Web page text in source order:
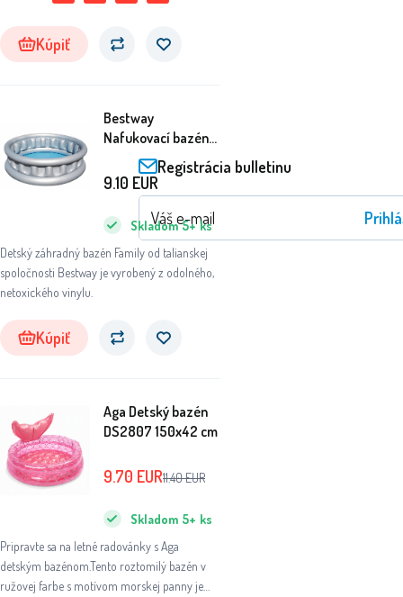
Kúpiť
Bestway
Nafukovací bazén
152 x 43 cm 51080
Detský záhradný bazén Family od talianskej
spoločnosti Bestway je vyrobený z odolného,
netoxického vinylu.
Skladom 5+ ks
9.10 EUR
Kúpiť
Aga Detský bazén
DS2807 150x42 cm
Pripravte sa na letné radovánky s Aga
detským bazénom.Tento roztomilý bazén v
ružovej farbe s motívom morskej panny je
Skladom 5+ ks
9.70 EUR11.40EUR
Registrácia bulletinu